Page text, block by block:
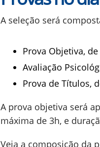
A seleção será
Prova Objetiva,
Avaliação
Prova de Títulos,
A prova objetiva será
máxima de 3h, e
Veja a composição da